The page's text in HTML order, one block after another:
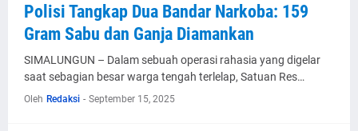
Polisi Tangkap Dua Bandar Narkoba: 159
Gram Sabu dan Ganja Diamankan
SIMALUNGUN – Dalam sebuah operasi rahasia yang digelar
saat sebagian besar warga tengah terlelap, Satuan Res…
Oleh Redaksi - September 15, 2025